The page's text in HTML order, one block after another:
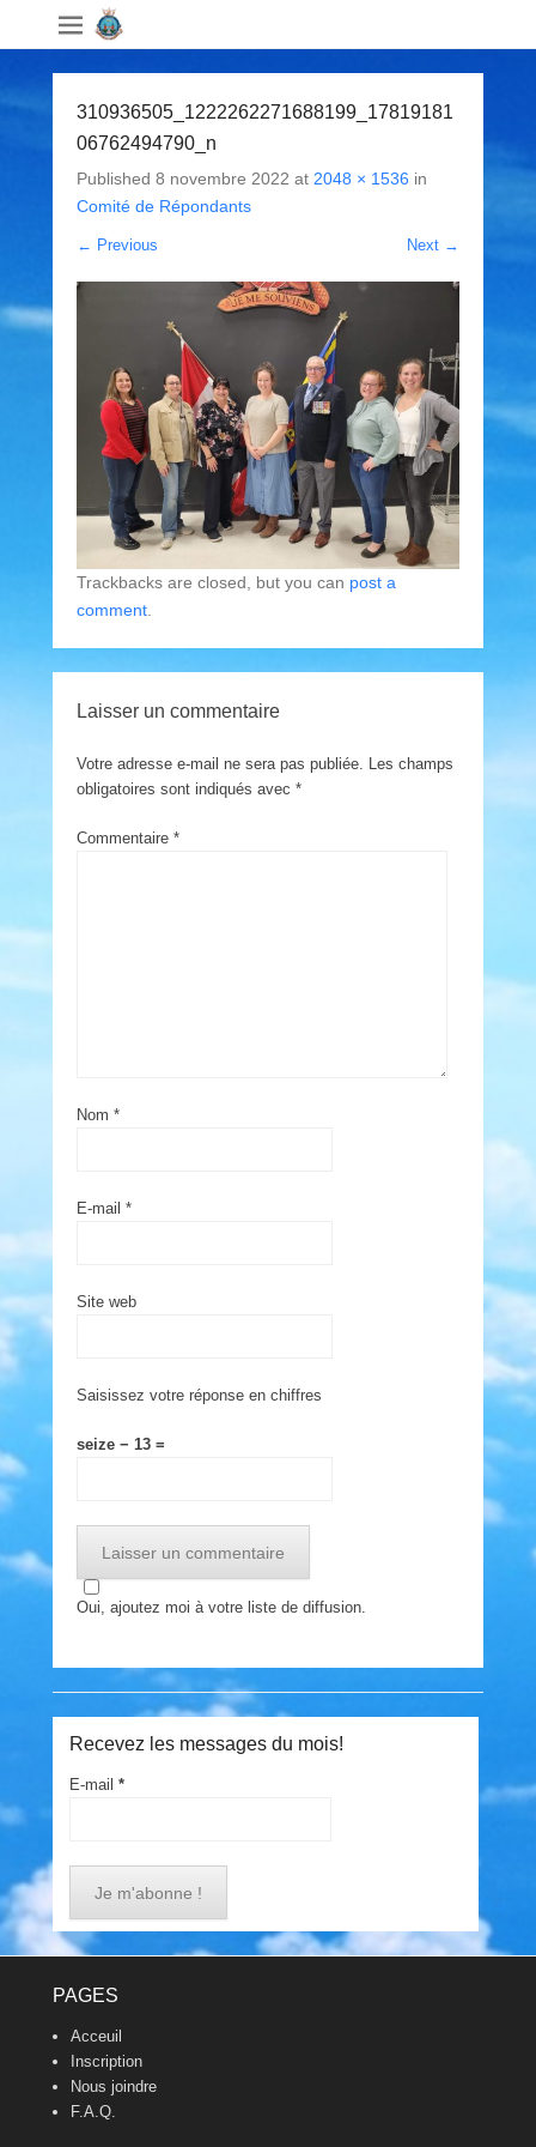
310936505_1222262271688199_17819181
06762494790_n
Published 8 novembre 2022 at 2048 × 1536 in
Comité de Répondants
← Previous Next →
Trackbacks are closed, but you can post a
comment
Laisser un commentaire
Votre adresse e-mail ne sera pas publiée. Les champs
obligatoires sont indiqués avec *
Commentaire *
Nom *
E-mail *
Site web
Saisissez votre réponse en chiffres
seize − 13 =
Oui, ajoutez moi à votre liste de diffusion.
Recevez les messages du mois!
E-mail*
PAGES
Acceuil
Inscription
Nous joindre
F.A.Q.